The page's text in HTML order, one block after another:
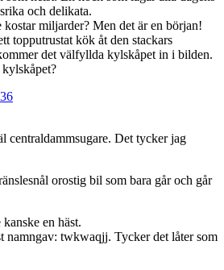
och delikata.
kostar miljarder? Men det är en början!
topputrustat kök åt den stackars
det välfyllda kylskåpet in i bilden.
centraldammsugare. Det tycker jag
orostig bil som bara går och går
en häst.
namngav: twkwaqjj. Tycker det låter som